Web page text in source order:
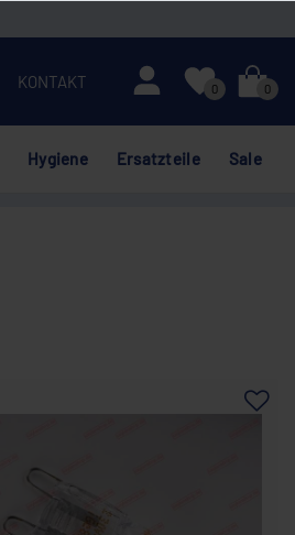
KONTAKT
Mein Konto
0
0
Hygiene Ersatzteile Sale